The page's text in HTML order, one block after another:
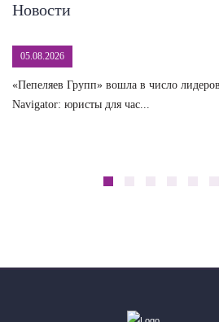
Новости
05.08.2026
«Пепеляев Групп» вошла в число
Navigator: юристы для час...